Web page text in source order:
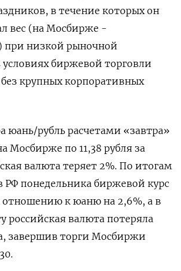
в течение которых он
вес (на Мосбирже -
при низкой рыночной
биржевой торговли
крупных корпоративных
юань/рубль расчетами «завтра»
Мосбирже по 11,38 рубля за
валюта теряет 2%. По итогам
РФ понедельника биржевой курс
отношению к юаню на 2,6%, а в
российская валюта потеряла
завершив торги Мосбиржи